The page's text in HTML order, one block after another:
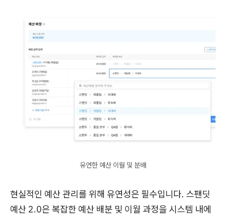
유연한 예산 이월 및 분배
현실적인 예산 관리를 위해 유연성은 필수입니다. 스팬딧
예산 2.0은 복잡한 예산 배분 및 이월 과정을 시스템 내에